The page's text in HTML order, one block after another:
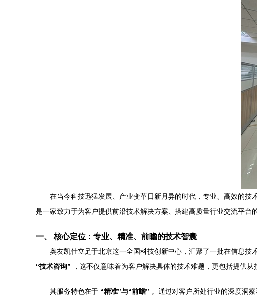
在当今科技迅猛发展、产业变革日新月异的时代，专业、高效的技
是一家致力于为客户提供前沿技术解决方案、搭建高质量行业交流平台
一、 核心定位：专业、精准、前瞻的技术智囊
奥友凯仕立足于北京这一全国科技创新中心，汇聚了一批在信息
“技术咨询” ，这不仅意味着为客户解决具体的技术难题，更包括提供
其服务特色在于 “精准”与“前瞻” 。通过对客户所处行业的深度洞